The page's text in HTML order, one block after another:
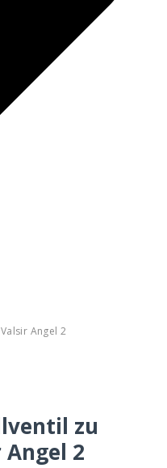
Angel 2
zu
2